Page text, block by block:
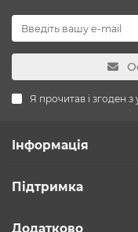
Я прочитав і згоден
Інформація
Підтримка
Додатково